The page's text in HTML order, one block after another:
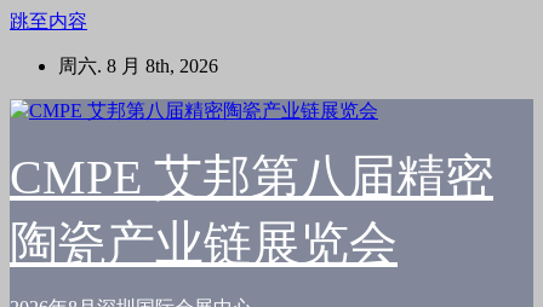
跳至内容
周六. 8 月 8th, 2026
CMPE 艾邦第八届精密
陶瓷产业链展览会